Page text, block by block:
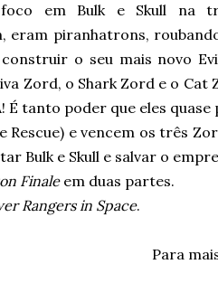
em Bulk e Skull na
eram piranhatrons,
o seu mais novo
Zord, o Shark Zord e o
É tanto poder que eles
Rescue) e vencem os três
Bulk e Skull e salvar o
Finaleem duas partes.
Rangers in Space.
Para